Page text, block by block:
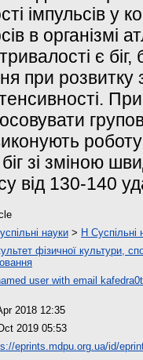
імпульсів у
в організмі
є біг,
при розвитку
зі зміною
від 130-140
науки > H Суспільні
фізичної культури,
user with email
2018 12:35
2019 05:53
eprints.mdpu.org.ua/id/